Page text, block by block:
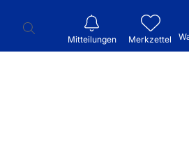
Mitteilungen Merkzettel